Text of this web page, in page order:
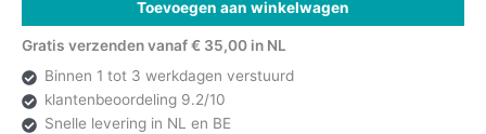
Toevoegen aan winkelwagen
Gratis verzenden vanaf € 35,00 in NL
Binnen 1 tot 3 werkdagen verstuurd
klantenbeoordeling 9.2/10
Snelle levering in NL en BE